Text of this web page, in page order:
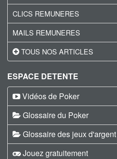
CLICS REMUNERES
MAILS REMUNERES
TOUS NOS ARTICLES
ESPACE DETENTE
Vidéos de Poker
Glossaire du Poker
Glossaire des jeux d'argent
Jouez gratuitement